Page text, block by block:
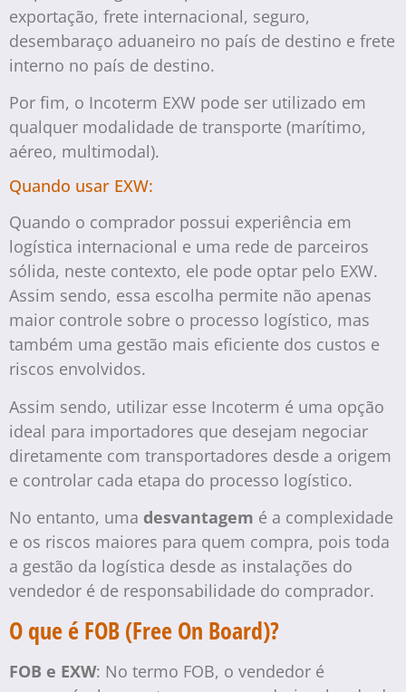
exportação, frete internacional, seguro,
desembaraço aduaneiro no país de destino e frete
interno no país de destino.
Por fim, o Incoterm EXW pode ser utilizado em
qualquer modalidade de transporte (marítimo,
aéreo, multimodal).
Quando usar EXW:
Quando o comprador possui experiência em
logística internacional e uma rede de parceiros
sólida, neste contexto, ele pode optar pelo EXW.
Assim sendo, essa escolha permite não apenas
maior controle sobre o processo logístico, mas
também uma gestão mais eficiente dos custos e
riscos envolvidos.
Assim sendo, utilizar esse Incoterm é uma opção
ideal para importadores que desejam negociar
diretamente com transportadores desde a origem
e controlar cada etapa do processo logístico.
No entanto, uma desvantagem é a complexidade
e os riscos maiores para quem compra, pois toda
a gestão da logística desde as instalações do
vendedor é de responsabilidade do comprador.
O que é FOB (Free On Board)?
FOB e EXW: No termo FOB, o vendedor é